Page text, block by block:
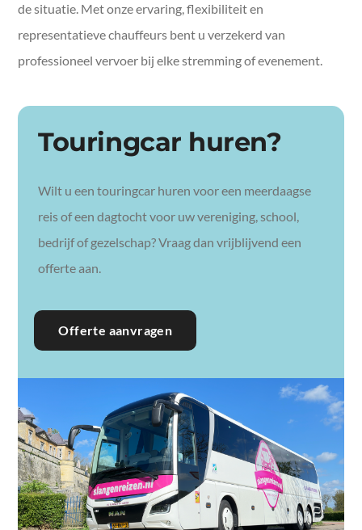
de situatie. Met onze ervaring, flexibiliteit en
representatieve chauffeurs bent u verzekerd van
professioneel vervoer bij elke stremming of evenement.
Touringcar huren?
Wilt u een touringcar huren voor een meerdaagse
reis of een dagtocht voor uw vereniging, school,
bedrijf of gezelschap? Vraag dan vrijblijvend een
offerte aan.
Offerte aanvragen